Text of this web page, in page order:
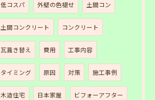
低コスパ 外壁の色褪せ 土間コン
土間コンクリート コンクリート
瓦葺き替え 費用 工事内容
タイミング 原因 対策 施工事例
木造住宅 日本家屋 ビフォーアフター